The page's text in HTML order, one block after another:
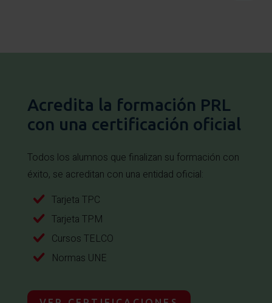
Acredita la formación PRL
con una certificación oficial
Todos los alumnos que finalizan su formación con
éxito, se acreditan con una entidad oficial:
Tarjeta TPC
Tarjeta TPM
Cursos TELCO
Normas UNE